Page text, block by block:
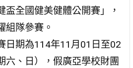
盃全國健美健體公開賽」，
組隊參賽。
日期為114年11月01日至02
六、日），假廣亞學校財團